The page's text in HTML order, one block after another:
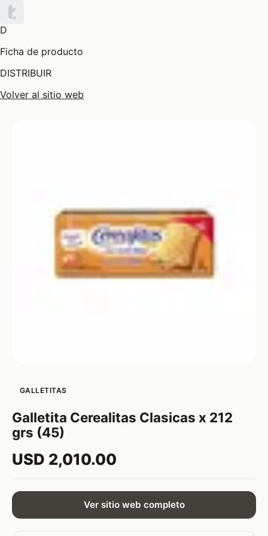
D
Ficha de producto
DISTRIBUIR
Volver al sitio web
GALLETITAS
Galletita Cerealitas Clasicas x 212
grs (45)
USD 2,010.00
Ver sitio web completo